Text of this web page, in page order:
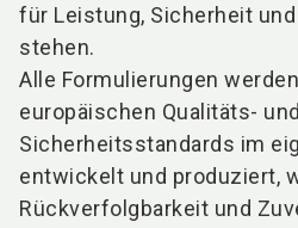
für Leistung, Sicherheit
stehen.
Alle Formulierungen
europäischen Qualitäts- und
Sicherheitsstandards im
entwickelt und produziert,
Rückverfolgbarkeit und